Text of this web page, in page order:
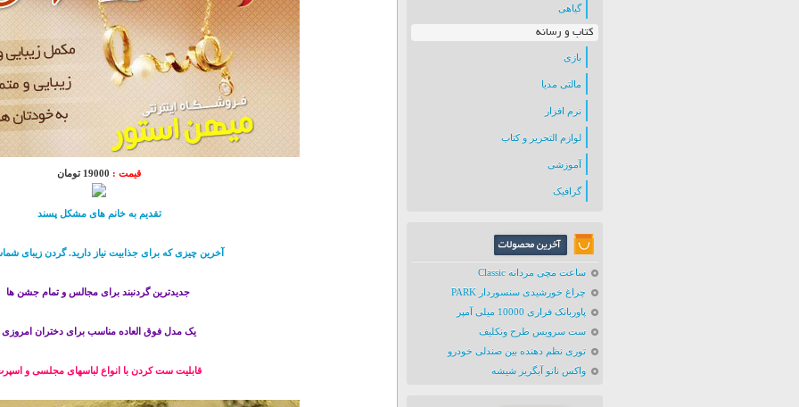
گیاهی
کتاب و رسانه
بازی
مالتی مدیا
نرم افزار
لوازم التحریر و کتاب
آموزشی
گرافیک
ساعت مچی مردانه Classic
چراغ خورشیدی سنسوردار PARK
پاوربانک فراری 10000 میلی آمپر
ست سرویس طرح ونکلیف
توری نظم دهنده بین صندلی خودرو
واکس نانو آبگریز شیشه
قیمت : 19000 تومان
تقدیم به خانم های مشکل پسند
آخرین چیزی که برای جذابیت نیاز دارید. گردن زیبای
جدیدترین گردنبند برای مجالس و تمام جشن ها
یک مدل فوق العاده مناسب برای دختران امروزی
قابلیت ست کردن با انواع لباسهای مجلسی و